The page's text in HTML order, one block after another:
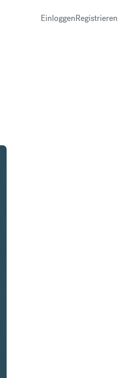
EinloggenRegistrieren